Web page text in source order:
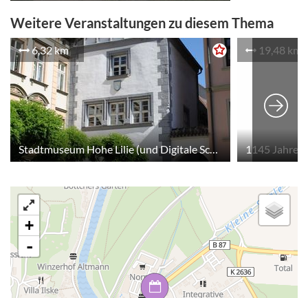
Weitere Veranstaltungen zu diesem Thema
6,32 km 19,48 km
1145 Jahre
+
-